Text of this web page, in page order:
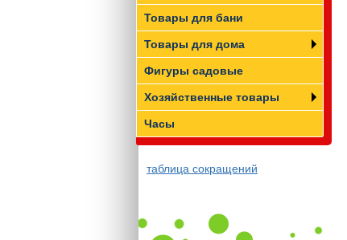
Товары для бани
Товары для дома
Фигуры садовые
Хозяйственные товары
Часы
таблица сокращений